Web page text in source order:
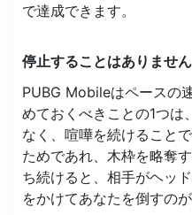
で達成できます。
停止することはありません
PUBG Mobileはペースの
めておくべきことの1つは
なく、喧嘩を続けること
ためであれ、木枠を略奪
ち続けると、相手がヘッ
をかけてあなたを倒すの